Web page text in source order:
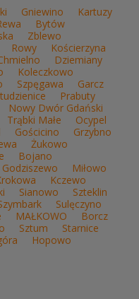
Gniewino
Kartuzy
Bytów
Zblewo
Rowy
Kościerzyna
Dziemiany
Koleczkowo
Szpęgawa
Garcz
Prabuty
Nowy Dwór Gdański
Trąbki Małe
Ocypel
Gościcino
Grzybno
Żukowo
Bojano
Godziszewo
Miłowo
Kczewo
Sianowo
Szteklin
Sulęczyno
MAŁKOWO
Borcz
Sztum
Starnice
Hopowo